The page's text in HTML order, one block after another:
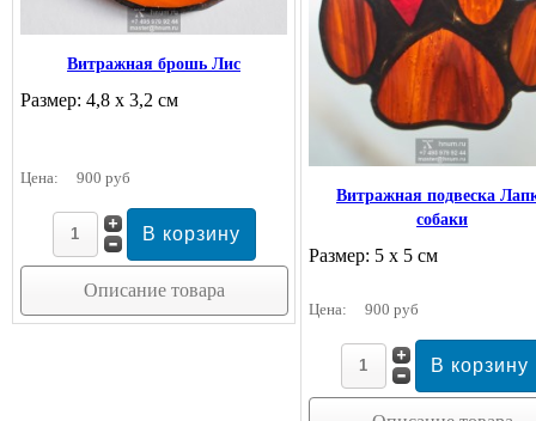
Витражная брошь Лис
Размер: 4,8 х 3,2 см
Цена: 900 руб
Описание товара
Витражная подвеска
собаки
Размер: 5 х 5 см
Цена: 900 руб